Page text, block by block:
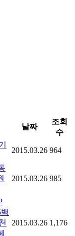
날짜
조회
수
2015.03.26 964
2015.03.26 985
2015.03.26 1,176